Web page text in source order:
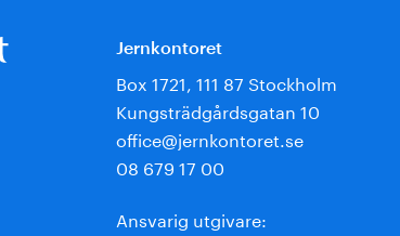
Jernkontoret
Box 1721, 111 87 Stockholm
Kungsträdgårdsgatan 10
office@jernkontoret.se
08 679 17 00
Ansvarig utgivare: